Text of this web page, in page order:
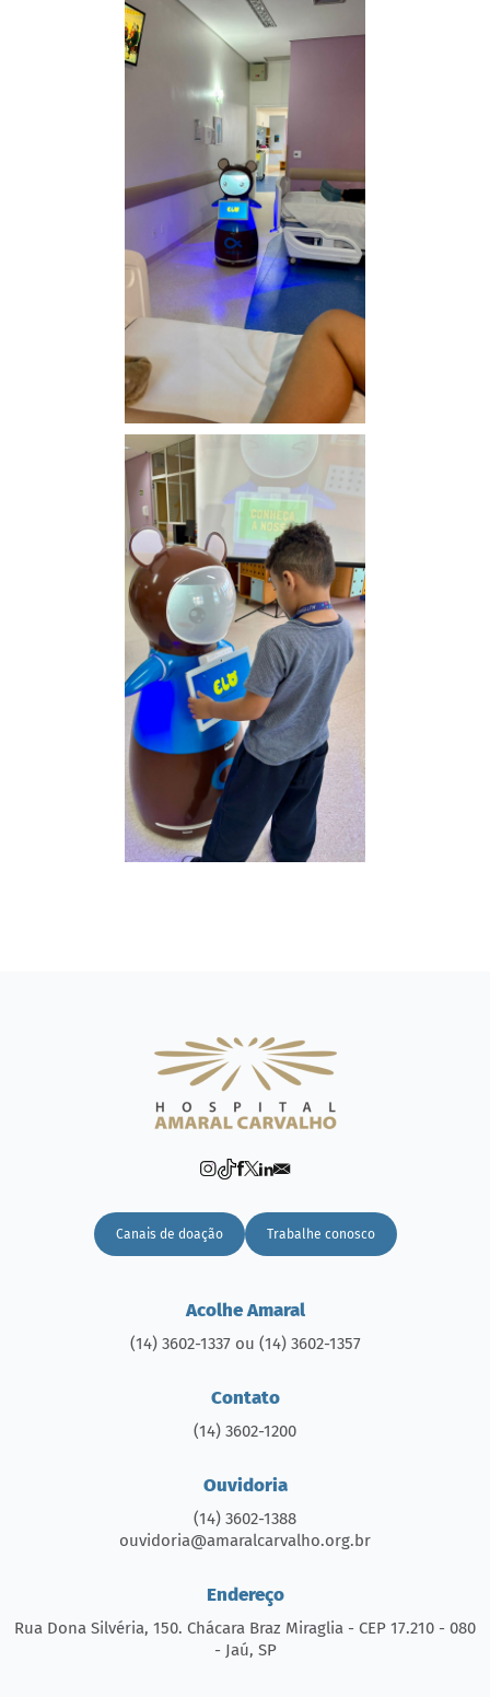
Canais de doação Trabalhe conosco
Acolhe Amaral
(14) 3602-1337 ou (14) 3602-1357
Contato
(14) 3602-1200
Ouvidoria
(14) 3602-1388
ouvidoria@amaralcarvalho.org.br
Endereço
Rua Dona Silvéria, 150. Chácara Braz Miraglia - CEP 17.210 - 080
- Jaú, SP